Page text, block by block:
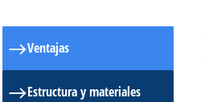
Ventajas
Estructura y materiales